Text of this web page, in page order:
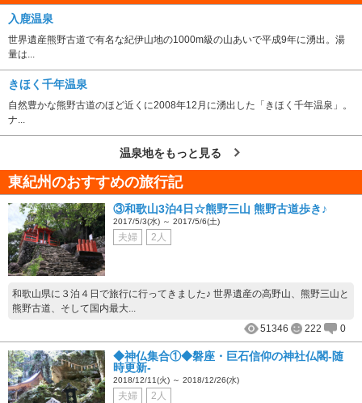
入鹿温泉
世界遺産熊野古道で有名な紀伊山地の1000m級の山あいで平成9年に湧出。湯
量は...
きほく千年温泉
自然豊かな熊野古道のほど近くに2008年12月に湧出した「きほく千年温泉」。
ナ...
温泉地をもっと見る
東紀州のおすすめの旅行記
③和歌山3泊4日☆熊野三山 熊野古道歩き♪
2017/5/3(水) ～ 2017/5/6(土)
夫婦 2人
和歌山県に３泊４日で旅行に行ってきました♪ 世界遺産の高野山、熊野三山と
熊野古道、そして国内最大...
51346
222 0
◆神仏集合①◆磐座・巨石信仰の神社仏閣-随
時更新-
2018/12/11(火) ～ 2018/12/26(水)
夫婦 2人